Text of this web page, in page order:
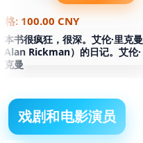
格: 100.00 CNY
本书很疯狂，很深。艾伦·里克曼
Alan Rickman）的日记。艾伦·
克曼
戏剧和电影演员